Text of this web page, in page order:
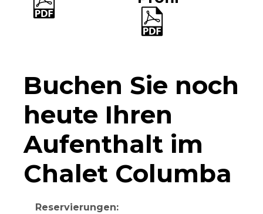
Buchen Sie noch
heute Ihren
Aufenthalt im
Chalet Columba
Reservierungen: